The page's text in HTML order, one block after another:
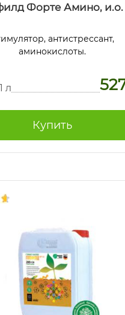
Форте Амино, и.о.
антистрессант,
аминокислоты.
л
Купить